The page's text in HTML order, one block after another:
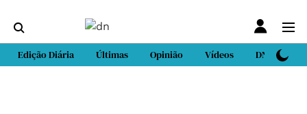
Edição Diária Últimas Opinião Vídeos DN Sport